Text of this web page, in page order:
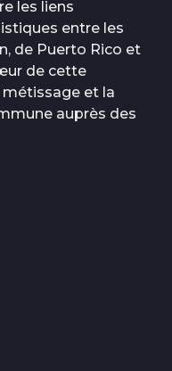
les liens
entre les
de Puerto Rico et
de cette
métissage et la
auprès des